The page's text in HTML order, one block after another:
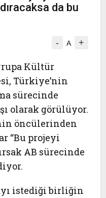
da bu
- A +
Kültür
Türkiye’nin
sürecinde
olarak görülüyor.
öncülerinden
“Bu projeyi
AB sürecinde
istediği birliğin